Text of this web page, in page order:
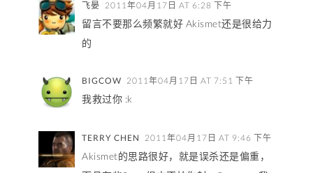
飞晏 2011年04月17日 AT 6:28 下午
留言不要那么频繁就好 Akismet还是很给力
的
BIGCOW 2011年04月17日 AT 7:51 下午
我救过你 :k
TERRY CHEN 2011年04月17日 AT 9:46 下午
Akismet的思路很好，就是误杀还是偏重，